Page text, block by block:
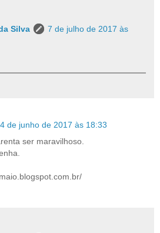
Silva
7 de julho de 2017 às
4 de junho de 2017 às 18:33
ser maravilhoso.